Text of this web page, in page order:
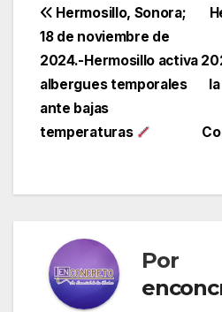
Navegación
de
entradas
Hermosillo, Sonora;
18 de noviembre de
2024.-Hermosillo activa
albergues temporales
ante bajas
temperaturas
Por